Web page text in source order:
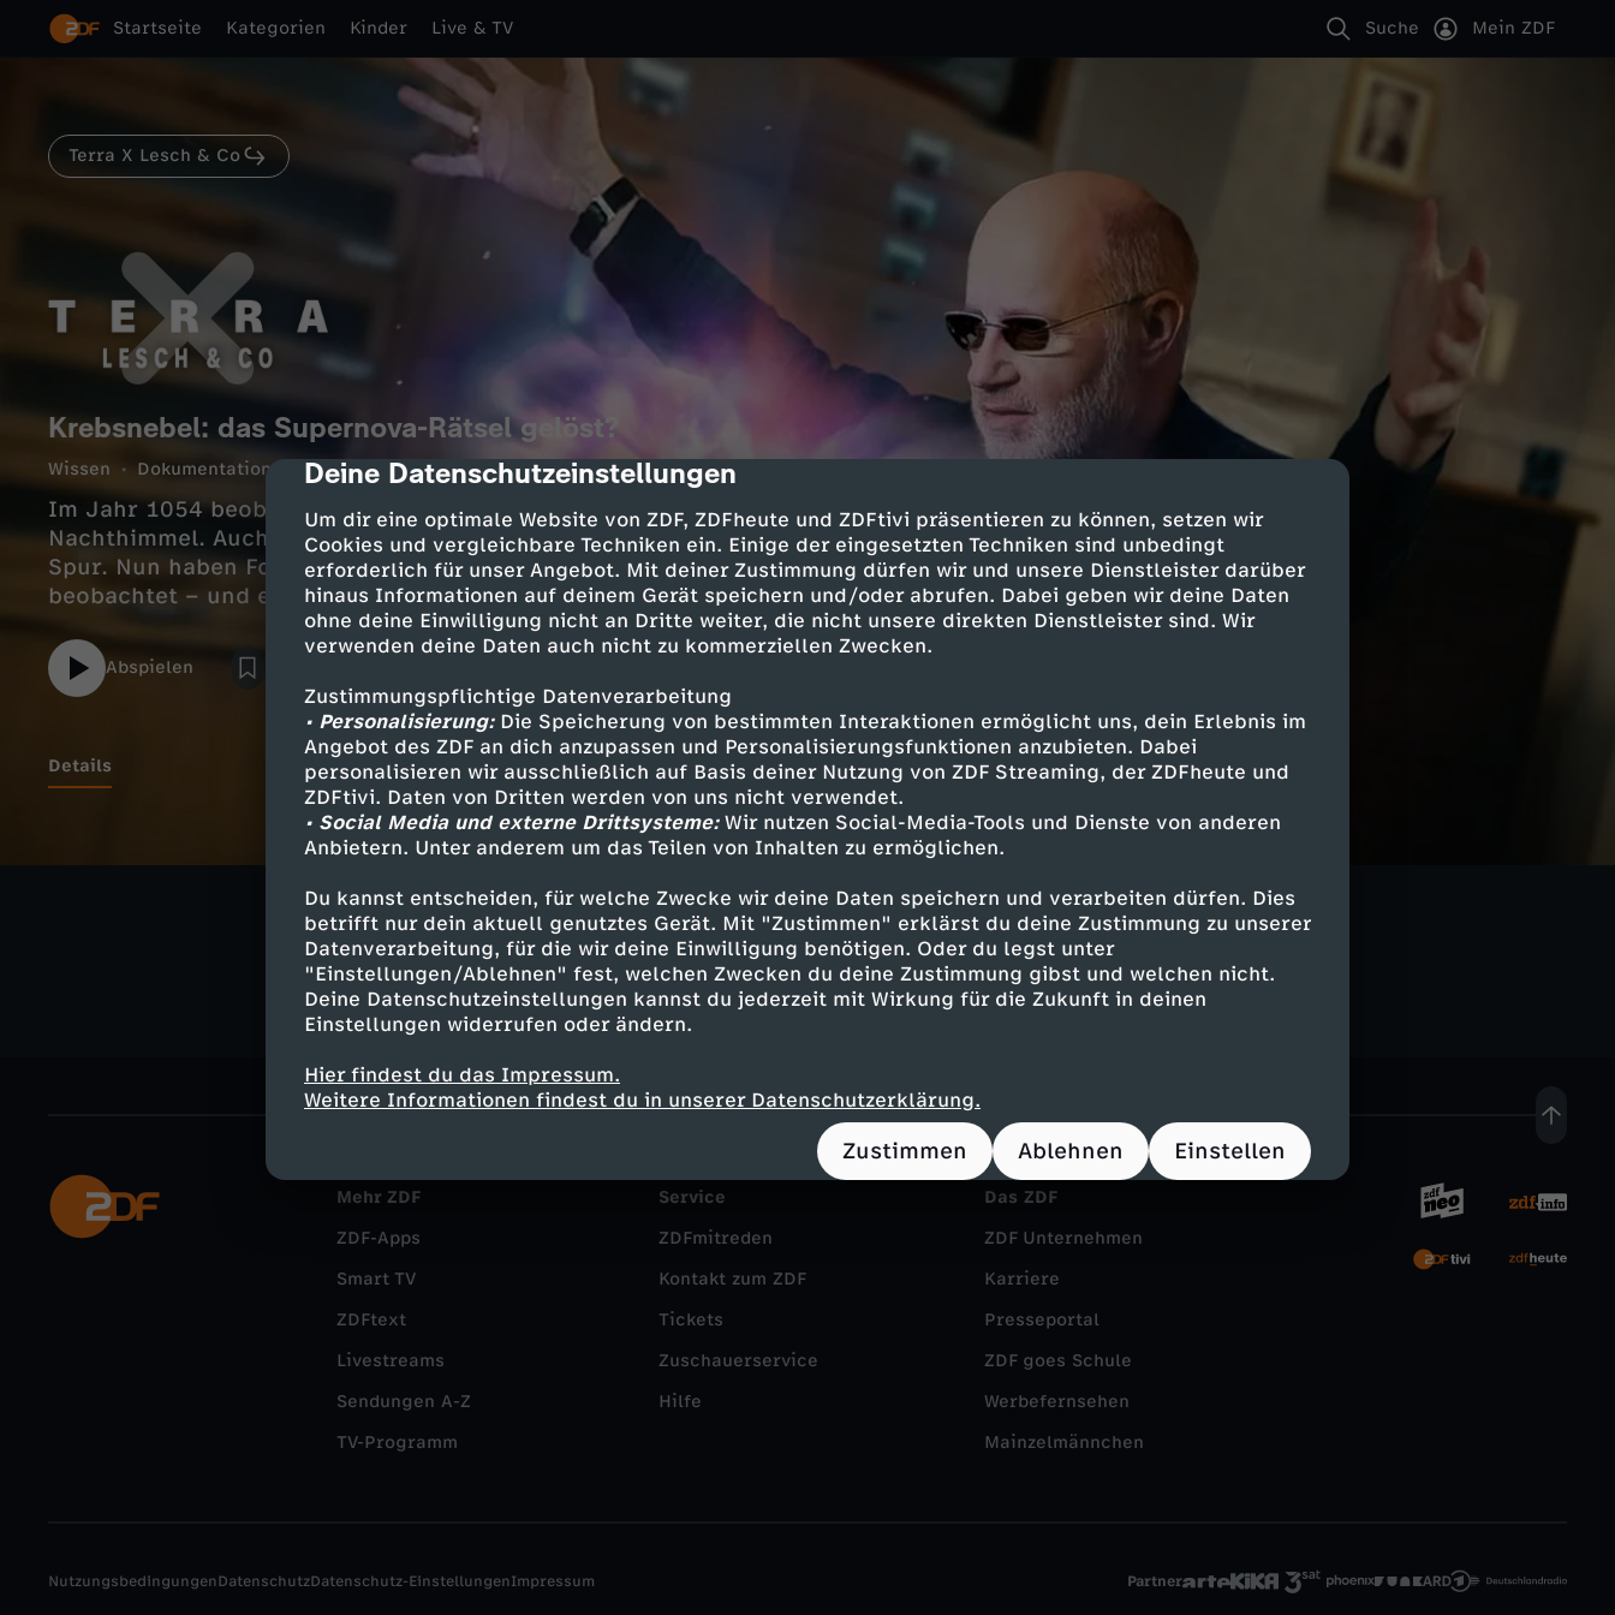
cmp-dialog-description
Deine Datenschutzeinstellungen
Um dir eine optimale Website von ZDF, ZDFheute und ZDFtivi präsentieren zu können, setzen wir
Cookies und vergleichbare Techniken ein. Einige der eingesetzten Techniken sind unbedingt
erforderlich für unser Angebot. Mit deiner Zustimmung dürfen wir und unsere Dienstleister darüber
hinaus Informationen auf deinem Gerät speichern und/oder abrufen. Dabei geben wir deine Daten
ohne deine Einwilligung nicht an Dritte weiter, die nicht unsere direkten Dienstleister sind. Wir
verwenden deine Daten auch nicht zu kommerziellen Zwecken.
Zustimmungspflichtige Datenverarbeitung
• Personalisierung:Die Speicherung von bestimmten Interaktionen ermöglicht uns, dein Erlebnis im
Angebot des ZDF an dich anzupassen und Personalisierungsfunktionen anzubieten. Dabei
personalisieren wir ausschließlich auf Basis deiner Nutzung von ZDF Streaming, der ZDFheute und
ZDFtivi. Daten von Dritten werden von uns nicht verwendet.
• Social Media und externe Drittsysteme:Wir nutzen Social-Media-Tools und Dienste von anderen
Anbietern. Unter anderem um das Teilen von Inhalten zu ermöglichen.
Du kannst entscheiden, für welche Zwecke wir deine Daten speichern und verarbeiten dürfen. Dies
betrifft nur dein aktuell genutztes Gerät. Mit "Zustimmen" erklärst du deine Zustimmung zu unserer
Datenverarbeitung, für die wir deine Einwilligung benötigen. Oder du legst unter
"Einstellungen/Ablehnen" fest, welchen Zwecken du deine Zustimmung gibst und welchen nicht.
Deine Datenschutzeinstellungen kannst du jederzeit mit Wirkung für die Zukunft in deinen
Einstellungen widerrufen oder ändern.
Hier findest du das Impressum.
Weitere Informationen findest du in unserer Datenschutzerklärung.
Zustimmen Ablehnen Einstellen
Startseite Kategorien Kinder Live & TV Suche Mein ZDF
Terra X Lesch & Co
Krebsnebel: das Supernova-Rätsel gelöst?
Wissen Dokumentation informativ 10 Min. 17.11.2021 ZDF
Im Jahr 1054 beobachten chinesische Astronomen einen neuen Stern am
Nachthimmel. Auch Edwin Hubble war dem Krebsnebel bereits auf der
Spur. Nun haben Forschende eine neue Form der Sternexplosion
beobachtet – und endlich ihre Vorhersagen bestätigt!
Abspielen
Details
Ähnliche Inhalte entdecken
Wissen Dokumentation informativ Terra X Lesch & Co
Mehr ZDF
ZDF-Apps
Smart TV
ZDFtext
Livestreams
Sendungen A-Z
TV-Programm
Service
ZDFmitreden
Kontakt zum ZDF
Tickets
Zuschauerservice
Hilfe
Das ZDF
ZDF Unternehmen
Karriere
Presseportal
ZDF goes Schule
Werbefernsehen
Mainzelmännchen
Partner
NutzungsbedingungenDatenschutzDatenschutz-EinstellungenImpressum